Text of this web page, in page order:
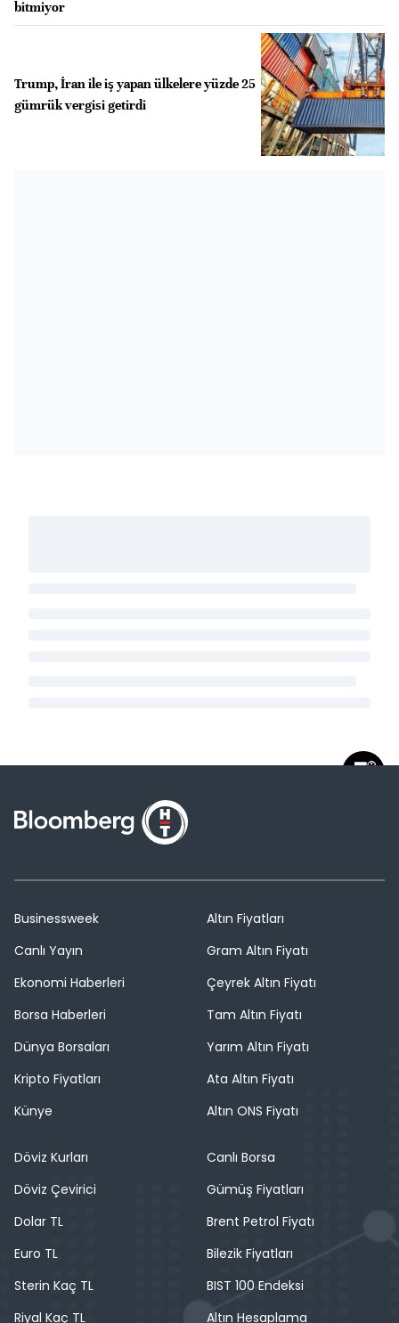
bitmiyor
Trump, İran ile iş yapan ülkelere yüzde 25
gümrük vergisi getirdi
Businessweek
Canlı Yayın
Ekonomi Haberleri
Borsa Haberleri
Dünya Borsaları
Kripto Fiyatları
Künye
Altın Fiyatları
Gram Altın Fiyatı
Çeyrek Altın Fiyatı
Tam Altın Fiyatı
Yarım Altın Fiyatı
Ata Altın Fiyatı
Altın ONS Fiyatı
Döviz Kurları
Döviz Çevirici
Dolar TL
Euro TL
Sterin Kaç TL
Riyal Kaç TL
Canlı Borsa
Gümüş Fiyatları
Brent Petrol Fiyatı
Bilezik Fiyatları
BIST 100 Endeksi
Altın Hesaplama